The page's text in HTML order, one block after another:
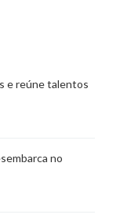
e reúne talentos
no